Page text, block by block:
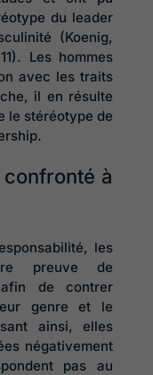
du leader
(Koenig,
Les hommes
avec les traits
il en résulte
le stéréotype de
à
les
preuve de
afin de contrer
genre et le
ainsi, elles
négativement
pas au